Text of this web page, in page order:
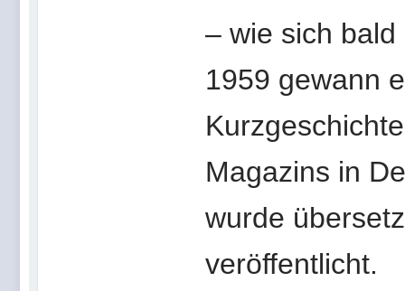
– wie sich
1959 gewann
Magazins in
wurde
veröffentlicht.